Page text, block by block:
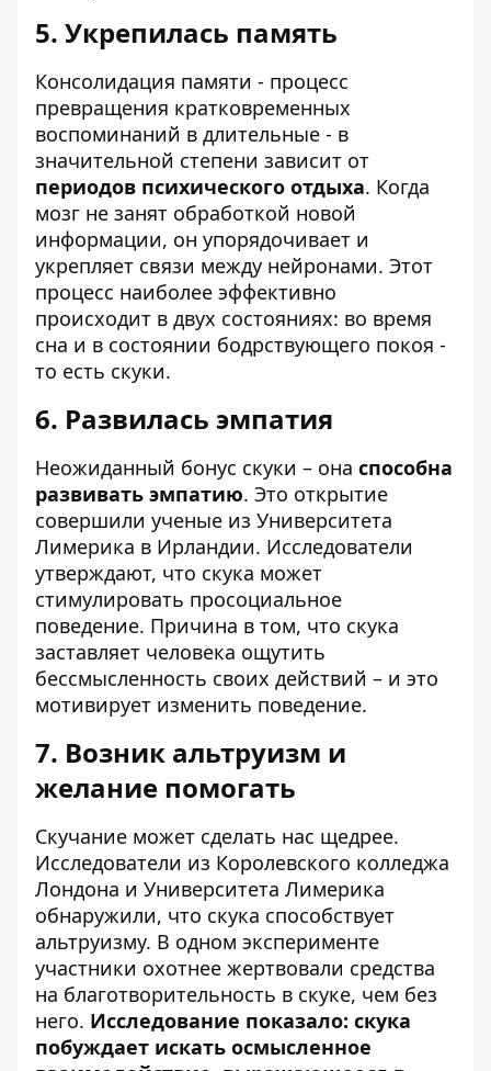
5. Укрепилась память
Консолидация памяти - процесс
превращения кратковременных
воспоминаний в длительные - в
значительной степени зависит от
периодов психического отдыха. Когда
мозг не занят обработкой новой
информации, он упорядочивает и
укрепляет связи между нейронами. Этот
процесс наиболее эффективно
происходит в двух состояниях: во время
сна и в состоянии бодрствующего покоя -
то есть скуки.
6. Развилась эмпатия
Неожиданный бонус скуки – она способна
развивать эмпатию. Это открытие
совершили ученые из Университета
Лимерика в Ирландии. Исследователи
утверждают, что скука может
стимулировать просоциальное
поведение. Причина в том, что скука
заставляет человека ощутить
бессмысленность своих действий – и это
мотивирует изменить поведение.
7. Возник альтруизм и
желание помогать
Скучание может сделать нас щедрее.
Исследователи из Королевского колледжа
Лондона и Университета Лимерика
обнаружили, что скука способствует
альтруизму. В одном эксперименте
участники охотнее жертвовали средства
на благотворительность в скуке, чем без
него. Исследование показало: скука
побуждает искать осмысленное